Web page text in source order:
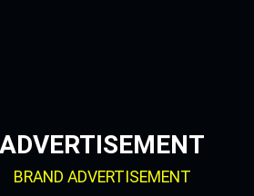
ADVERTISEMENT
BRAND ADVERTISEMENT